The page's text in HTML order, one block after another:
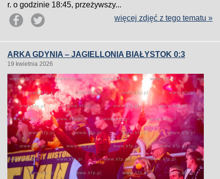
r. o godzinie 18:45, przeżywszy...
więcej zdjęć z tego tematu »
ARKA GDYNIA – JAGIELLONIA BIAŁYSTOK 0:3
19 kwietnia 2026